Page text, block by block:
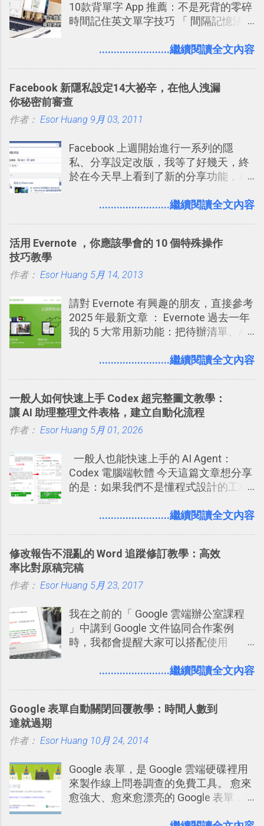
一篇完整的介紹！雖然錯過了幾年前第
一時間推薦 Trello 的時機，但在這段時
澱自己的使用方法，歸納出「 為什麼值
學。 2015/6/13 新增： 免費專案管理軟
體推薦！困難計畫簡單管理 13 種工具
2016 年新增 ： 如何將 Trello 切換到繁
2016/7/7 新增 ： 如何活用 Trello 記
帳？我的理財計畫心得與看板範本
2016/7/13 新增： 如何將網頁資料快速
2016/8 新增： Trello 開放「強化功能」
技！最想要的強大 Trello 客製化範例教
急時間管理四象限在 Trello 活用與範本
用 Trello？ 8個專案排程協作重點技巧
2017/6 新增： 如何用 Trello 規劃自助
旅行？我的 Trello 行程計畫使用技巧教
卡片不再落落長？專案管理的5個關鍵
子彈筆記？我的 Trello GTD 方法範例看
板分享
10款背單字 App 推薦：不是死背的零碎
時間記住英文單字技巧 「 間隔記憶法
短期記憶變成長期記憶。 舉例來說我今
強；然後下次快要忘記可能變成相隔一
個禮拜，這時再次複習，就能把記憶強
化，讓記憶延長到可能半個月；那時候
來一個月的記憶長度！就這樣反覆慢慢
拉長時間練習，就能讓一個東西成為腦
海中更深刻的記憶。 問題是，當我們一
要準備數百個考試問題時，自己手動進
練習的記憶卡片，自動規劃要延期複習
樣的軟體中最受好評的，或許就是今天
........................繼續閱讀全文內容
Facebook 新隱私設定14大祕辛，在他人洩漏
你秘密前審查
作者： Esor Huang 9月 03, 2011
Facebook 上週開始進行一系列的隱
私、分享設定改版，我等了好幾天，終
於在今天早上看到了新的分享功能，相
用新版的分享功能與隱私設定。 嚴格來
置。不過有一項很實用的設定是新增
你」的內容，決定要不要讓其他朋友看
標籤在他的訊息中，或是想把你標籤在
相片圖片裡，現在你都多了一個「事先
審查」的機制，可以決定這些你被標籤
鴉牆上，從而禁止可能的祕密被你其他
........................繼續閱讀全文內容
活用 Evernote ，你應該學會的 10 個特殊操作
技巧教學
作者： Esor Huang 5月 14, 2013
請對 Evernote 有興趣的朋友，直接參考
2025 年最新文章 ： Evernote 過去一年
我的 5 大常用新功能：把待辦清單、AI
介紹文章： 把不同筆記中的待辦清單統
大綱收合、目錄連結、錨點連結，整理
超長筆記應用案例分享 新功能教學： 會
議記錄不麻煩！我常用兩個 Evernote AI
學： Evernote 新增類似 Google 文件的
「免帳號登入」多人同步編輯功能
........................繼續閱讀全文內容
一般人如何快速上手 Codex 超完整圖文教學：
讓 AI 助理整理文件表格，建立自動化流程
作者： Esor Huang 5月 01, 2026
一般人也能快速上手的 AI Agent：
Codex 電腦端軟體 今天這篇文章想分享
的是：如果我們不是懂程式設計的工程
（ChatGPT） 的 Codex 工具？ 如何用
打造一個更自動化的電腦工作流程。
........................繼續閱讀全文內容
修改報告不混亂的 Word 追蹤修訂教學：高效
率比對原稿完稿
作者： Esor Huang 5月 23, 2017
我在之前的「 Google 雲端辦公室課程
」中講到 Google 文件協同合作案例
時，我都會提醒大家可以搭配使用
多人編輯同一份報告、文章時更加條理
Word 上優秀的文書編輯老傳統：「
Docs！論文改稿必備 」。 但是我也發
理的朋友，不一定有發現裡面藏了一個
叫做「追蹤修訂」的好功能，因此決定
寫一篇文章來介紹一下。 Word 的「追
........................繼續閱讀全文內容
Google 表單自動關閉回覆教學：時間人數到
達就過期
作者： Esor Huang 10月 24, 2014
Google 表單，是 Google 雲端硬碟裡用
來製作線上問卷調查的免費工具。 愈來
愈強大、愈來愈漂亮的 Google 表單，